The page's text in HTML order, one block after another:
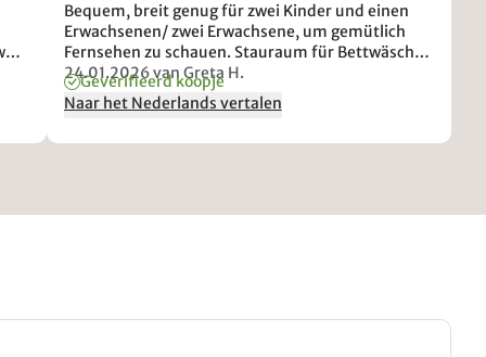
Bequem, breit genug für zwei Kinder und einen
Erwachsenen/ zwei Erwachsene, um gemütlich
Fernsehen zu schauen. Stauraum für Bettwäsche,
einfacher Umbau.
24.01.2026van Greta H.
Geverifieerd koopje
Naar het Nederlands vertalen